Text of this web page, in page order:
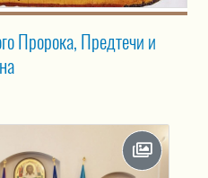
Пророка, Предтечи и